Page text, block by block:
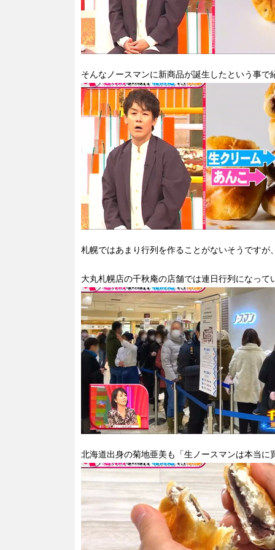
そんなノースマンに新商品が誕生したという事
札幌ではあまり行列を作ることがないそうですが
大丸札幌店の千秋庵の店舗では連日行列になって
北海道出身の菊地亜美も「生ノースマンは本当